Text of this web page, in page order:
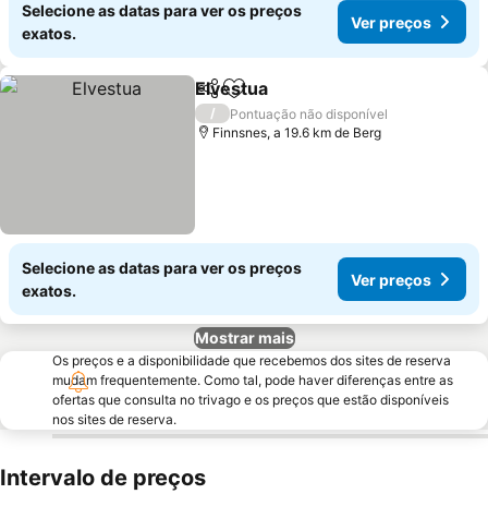
Selecione as datas para ver os preços
exatos.
Ver preços
PartilharAdicionar aos favoritos
Elvestua
/
Pontuação não disponível
Finnsnes, a 19.6 km de Berg
Selecione as datas para ver os preços
exatos.
Ver preços
Mostrar mais
Os preços e a disponibilidade que recebemos dos sites de reserva
mudam frequentemente. Como tal, pode haver diferenças entre as
ofertas que consulta no trivago e os preços que estão disponíveis
nos sites de reserva.
Intervalo de preços